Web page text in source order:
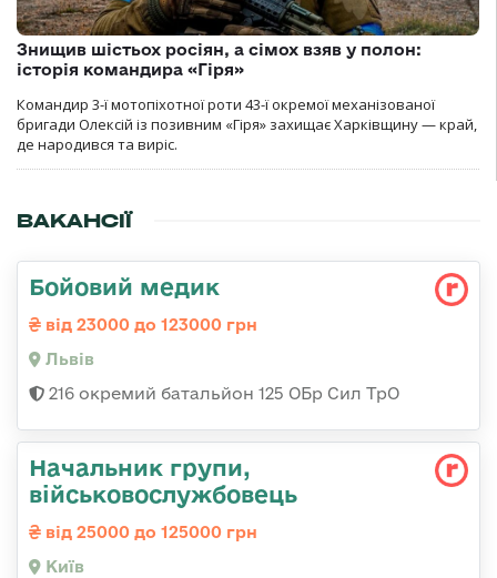
Знищив шістьох росіян, а сімох взяв у полон:
історія командира «Гіря»
Командир 3-ї мотопіхотної роти 43-ї окремої механізованої
бригади Олексій із позивним «Гіря» захищає Харківщину — край,
де народився та виріс.
ВАКАНСІЇ
Бойовий медик
від 23000 до 123000 грн
Львів
216 окремий батальйон 125 ОБр Сил ТрО
Начальник групи,
військовослужбовець
від 25000 до 125000 грн
Київ